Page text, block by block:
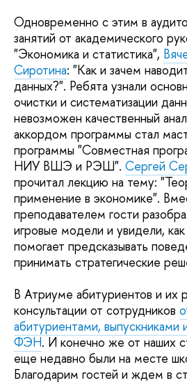
Одновременно с этим в
занятий от академического
"Экономика и статистика",
Сиротина: "Как и зачем
данных?". Ребята узнали
очистки и систематизации
невозможен качественный
аккордом программы стал
программы "Совместная
НИУ ВШЭ и РЭШ". Сергей
прочитал лекцию на тему:
применение в экономике".
преподавателем гости
игровые модели и увидели,
помогает предсказывать
принимать стратегические
В Атриуме абитуриентов и их
консультации от сотрудников
абитуриентами, выпускниками
ФЭН. И конечно же от наших
еще недавно были на месте
Благодарим гостей и ждем в